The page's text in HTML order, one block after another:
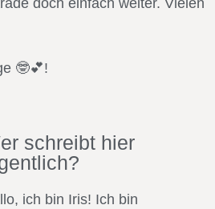
doch einfach weiter. Vielen
🤓💕!
schreibt hier
ich bin Iris! Ich bin